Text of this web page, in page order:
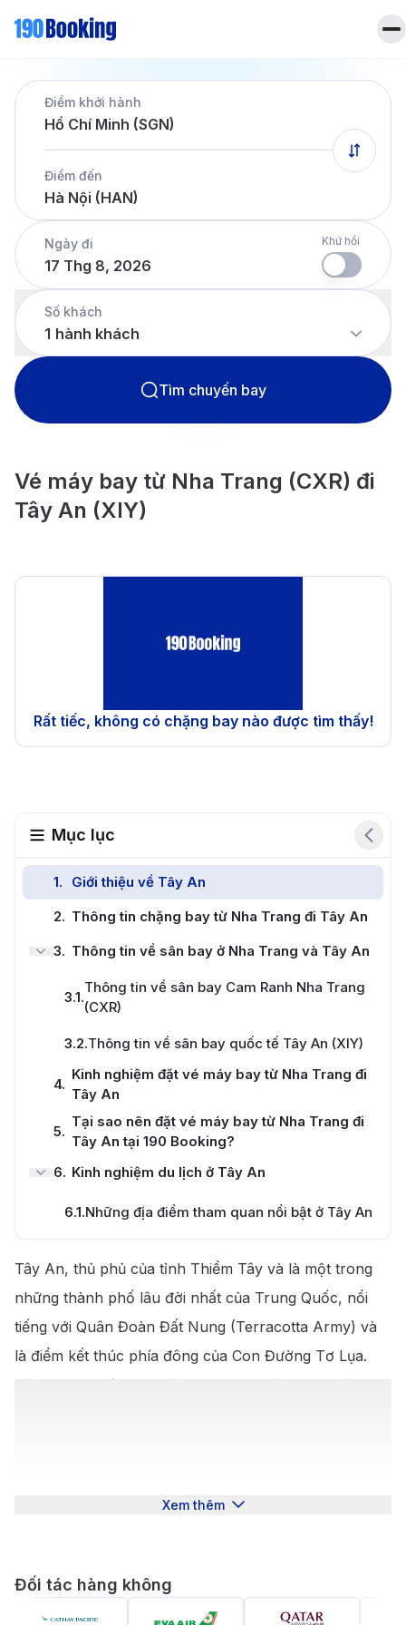
Trang chủ
Vé máy bay
Dịch vụ
Khách sạn
Tin tứcLiên hệ
Hotline
028 7303 6167
Tiếng Việt
Điểm khởi hành
Hồ Chí Minh (SGN)
Điểm đến
Hà Nội (HAN)
Ngày đi
17 Thg 8, 2026
Khứ hồi
Số khách
1 hành khách
Tìm chuyến bay
Vé máy bay từ Nha Trang (CXR) đi
Tây An (XIY)
Rất tiếc, không có chặng bay nào được tìm thấy!
Mục lục
1.
Giới thiệu về Tây An
2. Thông tin chặng bay từ Nha Trang đi Tây An
3. Thông tin về sân bay ở Nha Trang và Tây An
3.1.
Thông tin về sân bay Cam Ranh Nha Trang
(CXR)
3.2.Thông tin về sân bay quốc tế Tây An (XIY)
4.
Kinh nghiệm đặt vé máy bay từ Nha Trang đi
Tây An
5.
Tại sao nên đặt vé máy bay từ Nha Trang đi
Tây An tại 190 Booking?
6. Kinh nghiệm du lịch ở Tây An
6.1.Những địa điểm tham quan nổi bật ở Tây An
6.3.Thời điểm lý tưởng để đi Tây An
Tây An, thủ phủ của tỉnh Thiểm Tây và là một trong
những thành phố lâu đời nhất của Trung Quốc, nổi
tiếng với Quân Đoàn Đất Nung (Terracotta Army) và
là điểm kết thúc phía đông của Con Đường Tơ Lụa.
Với những di tích lịch sử quan trọng và phong cảnh
cho bạn những thông tin cần thiết về các tuyến bay,
Giới thiệu về Tây An
Xem thêm
Đối tác hàng không